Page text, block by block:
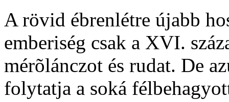
A rövid ébrenlétre újabb
emberiség csak a XVI.
mérõlánczot és rudat. De
folytatja a soká